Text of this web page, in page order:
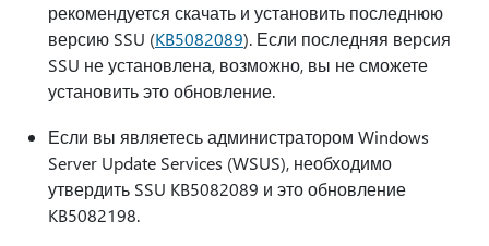
рекомендуется скачать и установить последнюю
версию SSU (KB5082089). Если последняя версия
SSU не установлена, возможно, вы не сможете
установить это обновление.
Если вы являетесь администратором Windows
Server Update Services (WSUS), необходимо
утвердить SSU KB5082089 и это обновление
KB5082198.